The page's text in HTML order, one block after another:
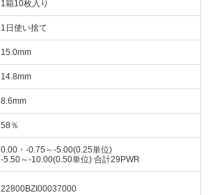
1箱10枚入り
1日使い捨て
15.0mm
14.8mm
8.6mm
58％
0.00・-0.75～-5.00(0.25単位)
-5.50～-10.00(0.50単位) 合計29PWR
22800BZI00037000